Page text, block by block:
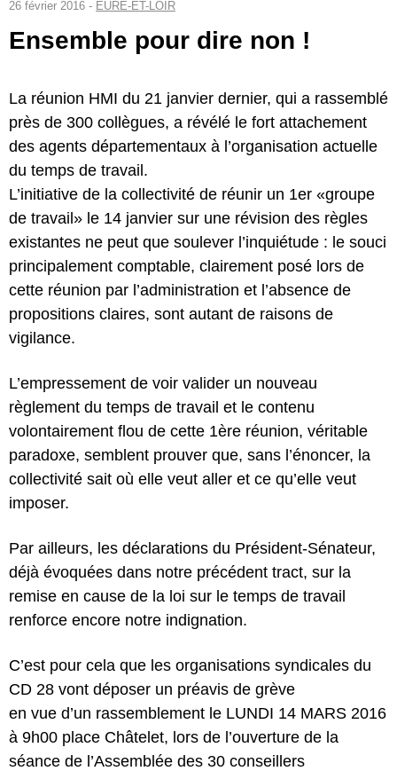
26 février 2016 - EURE-ET-LOIR
Ensemble pour dire non !
La réunion HMI du 21 janvier dernier, qui a rassemblé
près de 300 collègues, a révélé le fort attachement
des agents départementaux à l’organisation actuelle
du temps de travail.
L’initiative de la collectivité de réunir un 1er «groupe
de travail» le 14 janvier sur une révision des règles
existantes ne peut que soulever l’inquiétude : le souci
principalement comptable, clairement posé lors de
cette réunion par l’administration et l’absence de
propositions claires, sont autant de raisons de
vigilance.
L’empressement de voir valider un nouveau
règlement du temps de travail et le contenu
volontairement flou de cette 1ère réunion, véritable
paradoxe, semblent prouver que, sans l’énoncer, la
collectivité sait où elle veut aller et ce qu’elle veut
imposer.
Par ailleurs, les déclarations du Président-Sénateur,
déjà évoquées dans notre précédent tract, sur la
remise en cause de la loi sur le temps de travail
renforce encore notre indignation.
C’est pour cela que les organisations syndicales du
CD 28 vont déposer un préavis de grève
en vue d’un rassemblement le LUNDI 14 MARS 2016
à 9h00 place Châtelet, lors de l’ouverture de la
séance de l’Assemblée des 30 conseillers